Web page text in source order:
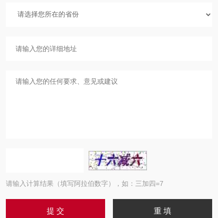
请输入计算结果（填写阿拉伯数字），如：三加四=7